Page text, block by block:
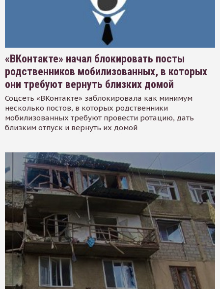
«ВКонтакте» начал блокировать посты
родственников мобилизованных, в которых
они требуют вернуть близких домой
Соцсеть «ВКонтакте» заблокировала как минимум
несколько постов, в которых родственники
мобилизованных требуют провести ротацию, дать
близким отпуск и вернуть их домой